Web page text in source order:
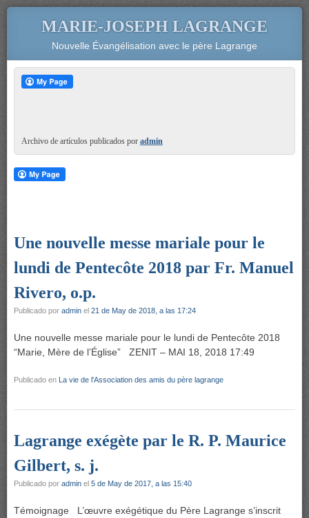
MARIE-JOSEPH LAGRANGE
Nouvelle Évangélisation avec le père Lagrange
Archivo de artículos publicados por admin
Une nouvelle messe mariale pour le
lundi de Pentecôte 2018 par Fr. Manuel
Rivero, o.p.
Publicado por admin el 21 de May de 2018, a las 17:24
Une nouvelle messe mariale pour le lundi de Pentecôte 2018
“Marie, Mère de l’Église” ZENIT – MAI 18, 2018 17:49
Publicado en La vie de l'Association des amis du père lagrange
Lagrange exégète par le R. P. Maurice
Gilbert, s. j.
Publicado por admin el 5 de May de 2017, a las 15:40
Témoignage L’œuvre exégétique du Père Lagrange s’inscrit